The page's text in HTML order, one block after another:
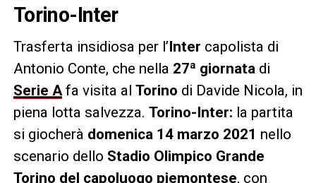
Torino-Inter
Trasferta insidiosa per l’ Inter capolista di
Antonio Conte, che nella 27ª giornatadi
Serie Afa visita al Torino di Davide Nicola, in
piena lotta salvezza. Torino-Inter: la partita
si giocherà domenica 14 marzo 2021 nello
scenario dello Stadio Olimpico Grande
Torino del capoluogo piemontese, con